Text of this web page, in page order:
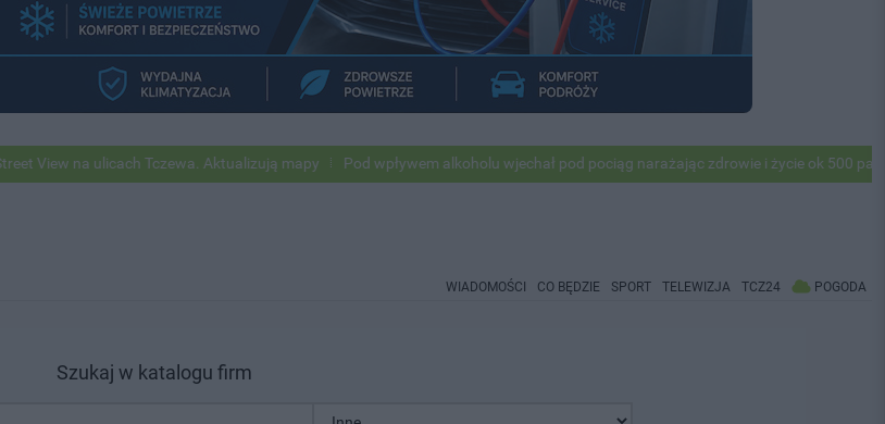
na ulicach Tczewa. Aktualizują mapy Pod wpływem alkoholu wjechał pod pociąg narażając zdrowie i życie ok 500
WIADOMOŚCI CO BĘDZIE SPORT TELEWIZJA TCZ24 POGODA
Szukaj w katalogu firm